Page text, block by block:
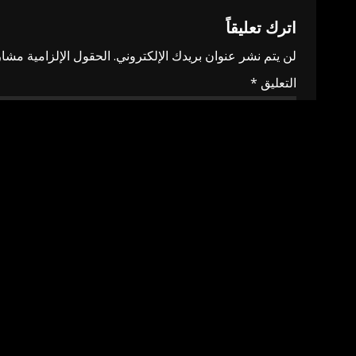
اترك تعليقاً
لن يتم نشر عنوان بريدك الإلكتروني. الحقول الإلزامية
التعليق *